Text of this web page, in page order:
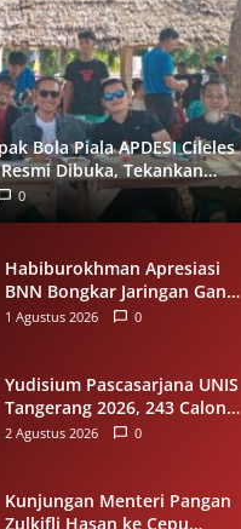
Bola Piala APDESI Cileles
Dibuka, Tekankan
0
Habiburokhman Apresiasi
BNN Bongkar Jaringan Ganja
Gayo-Medan, Sita 93
1 Agustus 2026 0
Yudisium Pascasarjana UNIS
Tangerang 2026, 243 Calon
Magister Resmi Lulus Siap
2 Agustus 2026 0
Kunjungan Menteri Pangan
Zulkifli Hasan ke Cepu